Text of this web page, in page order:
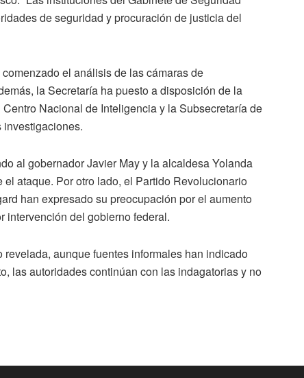
de seguridad y procuración de justicia del
el análisis de las cámaras de
la Secretaría ha puesto a disposición de la
Nacional de Inteligencia y la Subsecretaría de
investigaciones.
al gobernador Javier May y la alcaldesa Yolanda
ataque. Por otro lado, el Partido Revolucionario
han expresado su preocupación por el aumento
intervención del gobierno federal.
aunque fuentes informales han indicado
las autoridades continúan con las indagatorias y no